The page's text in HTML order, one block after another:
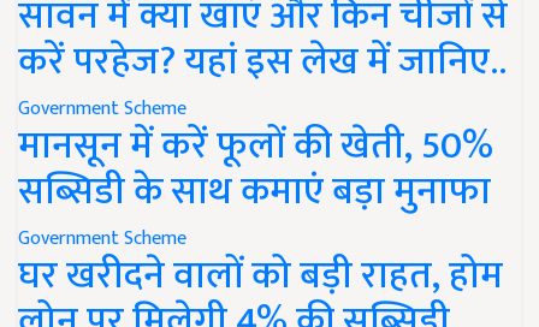
सावन में क्या खाएं और किन चीजों से
करें परहेज? यहां इस लेख में जानिए..
Government Scheme
मानसून में करें फूलों की खेती, 50%
सब्सिडी के साथ कमाएं बड़ा मुनाफा
Government Scheme
घर खरीदने वालों को बड़ी राहत, होम